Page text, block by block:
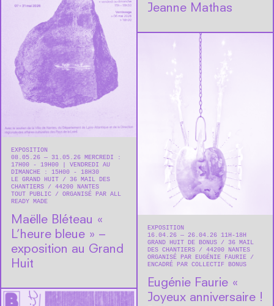
Jeanne Mathas
EXPOSITION
08.05.26 — 31.05.26 MERCREDI :
17H00 - 19H00 | VENDREDI AU
DIMANCHE : 15H00 - 18H30
LE GRAND HUIT
36 MAIL DES
CHANTIERS
44200 NANTES
TOUT PUBLIC
ORGANISÉ PAR ALL
READY MADE
Maëlle Bléteau « ​
L’heure bleue » –
exposition au Grand
Huit
EXPOSITION
16.04.26 — 26.04.26 11H-18H
GRAND HUIT DE BONUS
36 MAIL
DES CHANTIERS
44200 NANTES
ORGANISÉ PAR EUGÉNIE FAURIE
ENCADRÉ PAR COLLECTIF BONUS
Eugénie Faurie « ​
Joyeux anniversaire !